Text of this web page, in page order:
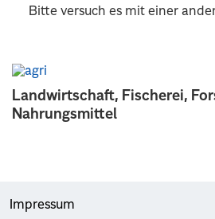
Landwirtschaft, Fischerei,
Nahrungsmittel
Bitte versuch es mit einer
Impressum